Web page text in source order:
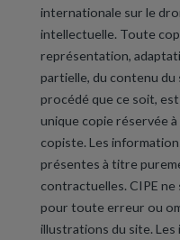
internationale sur le
intellectuelle. Toute
représentation,
partielle, du contenu du
procédé que ce soit, est
unique copie réservée à
copiste. Les
présentes à titre
contractuelles. CIPE
pour toute erreur ou
illustrations du site.